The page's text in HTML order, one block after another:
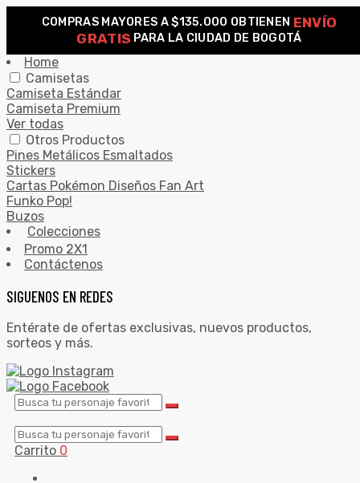
COMPRAS MAYORES A $135.000 OBTIENEN ENVÍO
GRATIS PARA LA CIUDAD DE BOGOTÁ
SEARCH
Home
Camisetas
Camiseta Estándar
Camiseta Premium
Ver todas
Otros Productos
Pines Metálicos Esmaltados
Stickers
Cartas Pokémon Diseños Fan Art
Funko Pop!
Buzos
Colecciones
Promo 2X1
Contáctenos
SIGUENOS EN REDES
Entérate de ofertas exclusivas, nuevos productos,
sorteos y más.
Carrito 0